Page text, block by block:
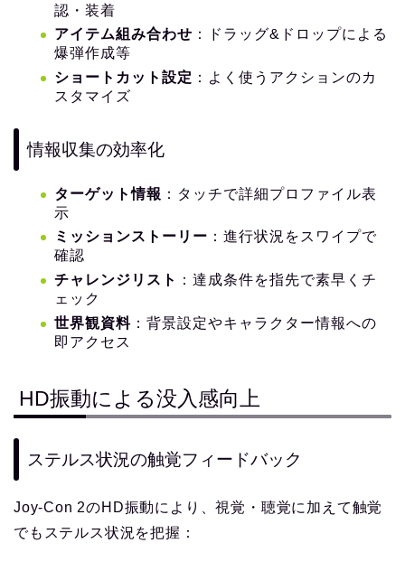
認・装着
アイテム組み合わせ ：ドラッグ&ドロップによる
爆弾作成等
ショートカット設定 ：よく使うアクションのカ
スタマイズ
情報収集の効率化
ターゲット情報 ：タッチで詳細プロファイル表
示
ミッションストーリー ：進行状況をスワイプで
確認
チャレンジリスト
：達成条件を指先で素早くチ
ェック
世界観資料 ：背景設定やキャラクター情報への
即アクセス
HD振動による没入感向上
ステルス状況の触覚フィードバック
Joy-Con 2のHD振動により、視覚・聴覚に加えて触覚
でもステルス状況を把握：